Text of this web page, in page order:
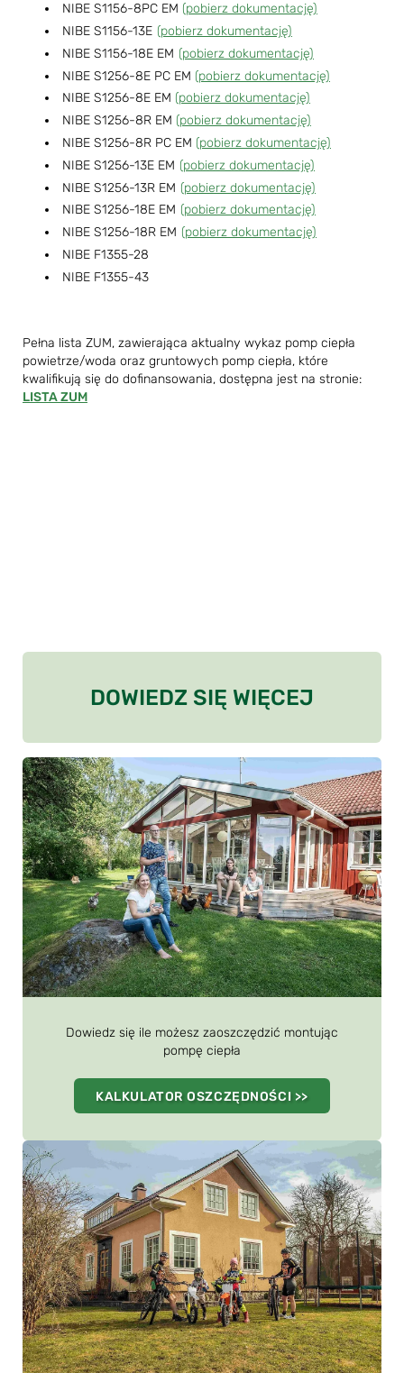
NIBE S1156-8PC EM (pobierz dokumentację)
NIBE S1156-13E (pobierz dokumentację)
NIBE S1156-18E EM (pobierz dokumentację)
NIBE S1256-8E PC EM (pobierz dokumentację)
NIBE S1256-8E EM (pobierz dokumentację)
NIBE S1256-8R EM (pobierz dokumentację)
NIBE S1256-8R PC EM (pobierz dokumentację)
NIBE S1256-13E EM (pobierz dokumentację)
NIBE S1256-13R EM (pobierz dokumentację)
NIBE S1256-18E EM (pobierz dokumentację)
NIBE S1256-18R EM (pobierz dokumentację)
NIBE F1355-28
NIBE F1355-43
Pełna lista ZUM, zawierająca aktualny wykaz pomp ciepła
powietrze/woda oraz gruntowych pomp ciepła, które
kwalifikują się do dofinansowania, dostępna jest na stronie:
LISTA ZUM
DOWIEDZ SIĘ WIĘCEJ
Dowiedz się ile możesz zaoszczędzić montując
pompę ciepła
KALKULATOR OSZCZĘDNOŚCI >>